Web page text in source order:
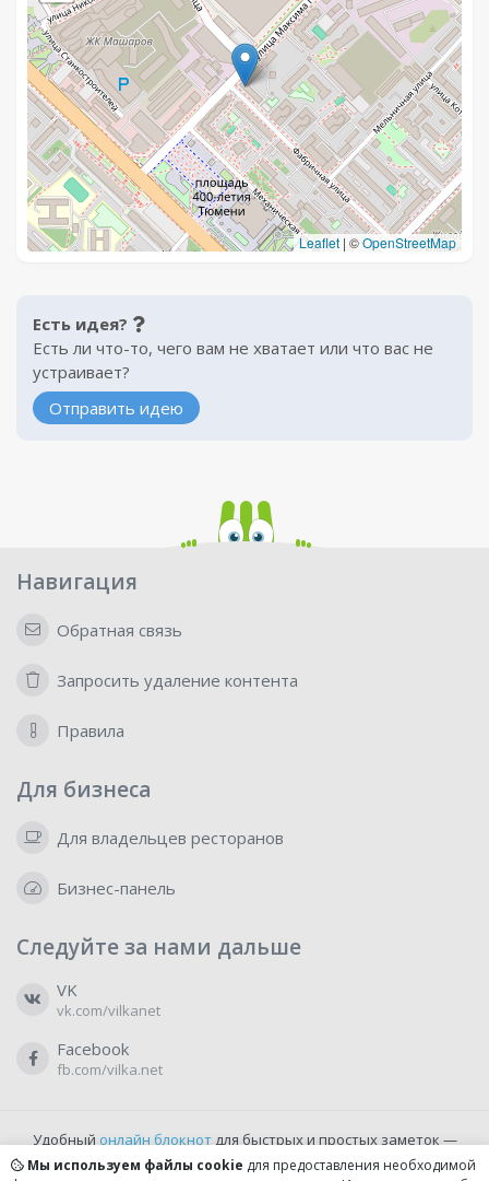
Leaflet | ©OpenStreetMap
Есть идея?
Есть ли что-то, чего вам не хватает или что вас не
устраивает?
Отправить идею
Навигация
Обратная связь
Запросить удаление контента
Правила
Для бизнеса
Для владельцев ресторанов
Бизнес-панель
Следуйте за нами дальше
VK
vk.com/vilkanet
Facebook
fb.com/vilka.net
Удобный онлайн блокнотдля быстрых и простых заметок —
бесплатно и доступно прямо из браузера.
Мы используем файлы cookie для предоставления необходимой